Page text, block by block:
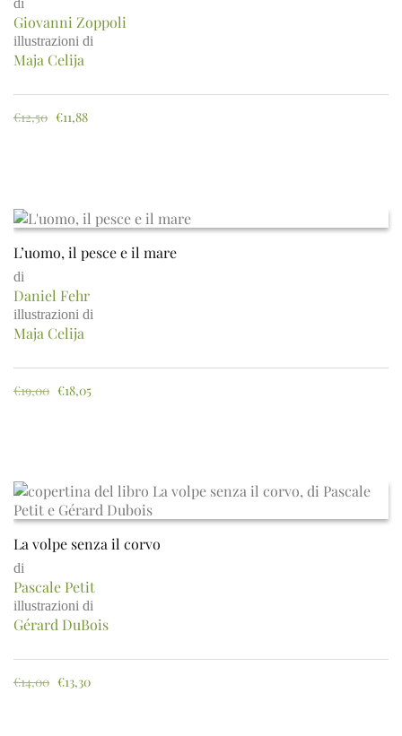
Giovanni Zoppoli
illustrazioni di
Maja Celija
€12,50 €11,88
L’uomo, il pesce e il mare
di
Daniel Fehr
illustrazioni di
Maja Celija
€19,00 €18,05
La volpe senza il corvo
di
Pascale Petit
illustrazioni di
Gérard DuBois
€14,00 €13,30